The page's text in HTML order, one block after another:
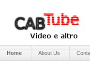
content.
navigation
Engage Media
Home
About Us